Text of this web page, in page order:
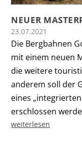
NEUER
23.07.2021
Die Bergbahnen
mit einem neuen
die weitere
anderem soll der
eines
erschlossen
weiterlesen